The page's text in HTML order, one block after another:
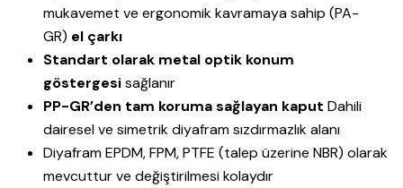
mukavemet ve ergonomik kavramaya sahip (PA-
GR) el çarkı
Standart olarak metal optik konum
göstergesisağlanır
PP-GR’den tam koruma sağlayan kaput Dahili
dairesel ve simetrik diyafram sızdırmazlık alanı
Diyafram EPDM, FPM, PTFE (talep üzerine NBR) olarak
mevcuttur ve değiştirilmesi kolaydır